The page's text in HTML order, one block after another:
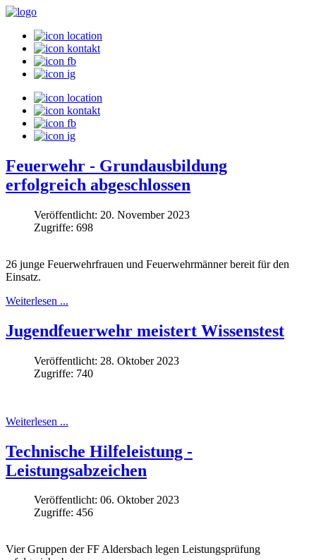
Feuerwehr - Grundausbildung
erfolgreich abgeschlossen
Veröffentlicht: 20. November 2023
Zugriffe: 698
26 junge Feuerwehrfrauen und Feuerwehrmänner bereit für den
Einsatz.
Weiterlesen ...
Jugendfeuerwehr meistert Wissenstest
Veröffentlicht: 28. Oktober 2023
Zugriffe: 740
Weiterlesen ...
Technische Hilfeleistung -
Leistungsabzeichen
Veröffentlicht: 06. Oktober 2023
Zugriffe: 456
Vier Gruppen der FF Aldersbach legen Leistungsprüfung